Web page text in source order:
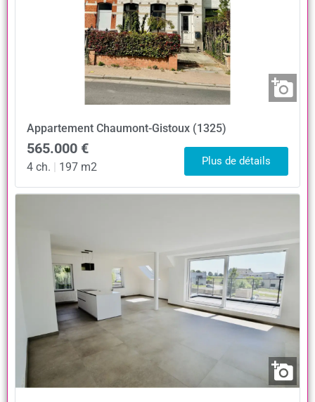
Appartement Chaumont-Gistoux (1325)
565.000 €
4 ch. | 197 m2 Plus de détails